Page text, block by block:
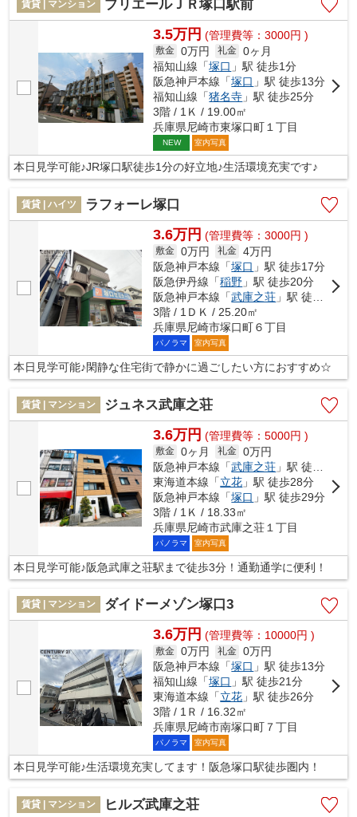
賃貸 | マンション プリエールＪＲ塚口駅前
3.5万円 (管理費等：3000円 )
敷金 0万円 礼金 0ヶ月
福知山線「塚口 」駅 徒歩1分
阪急神戸本線「塚口 」駅 徒歩13分
福知山線「猪名寺 」駅 徒歩25分
3階 / 1Ｋ / 19.00㎡
兵庫県尼崎市東塚口町１丁目
NEW 室内写真
本日見学可能♪JR塚口駅徒歩1分の好立地♪生活環境充実です♪
賃貸 | ハイツ ラフォーレ塚口
3.6万円 (管理費等：3000円 )
敷金 0万円 礼金 4万円
阪急神戸本線「塚口 」駅 徒歩17分
阪急伊丹線「稲野 」駅 徒歩20分
阪急神戸本線「武庫之荘 」駅 徒歩22分
3階 / 1ＤＫ / 25.20㎡
兵庫県尼崎市塚口町６丁目
パノラマ 室内写真
本日見学可能♪閑静な住宅街で静かに過ごしたい方におすすめ☆
賃貸 | マンション ジュネス武庫之荘
3.6万円 (管理費等：5000円 )
敷金 0ヶ月 礼金 0万円
阪急神戸本線「武庫之荘 」駅 徒歩3分
東海道本線「立花 」駅 徒歩28分
阪急神戸本線「塚口 」駅 徒歩29分
3階 / 1Ｋ / 18.33㎡
兵庫県尼崎市武庫之荘１丁目
パノラマ 室内写真
本日見学可能♪阪急武庫之荘駅まで徒歩3分！通勤通学に便利！
賃貸 | マンション ダイドーメゾン塚口3
3.6万円 (管理費等：10000円 )
敷金 0万円 礼金 0万円
阪急神戸本線「塚口 」駅 徒歩13分
福知山線「塚口 」駅 徒歩21分
東海道本線「立花 」駅 徒歩26分
3階 / 1Ｒ / 16.32㎡
兵庫県尼崎市南塚口町７丁目
パノラマ 室内写真
本日見学可能♪生活環境充実してます！阪急塚口駅徒歩圏内！
賃貸 | マンション ヒルズ武庫之荘